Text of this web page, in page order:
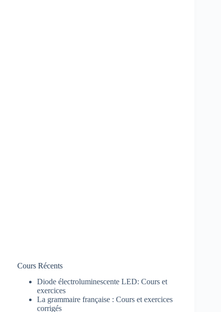
Cours Récents
Diode électroluminescente LED: Cours et
exercices
La grammaire française : Cours et exercices
corrigés